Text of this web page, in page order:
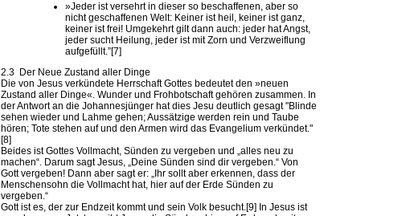
»Jeder ist versehrt in dieser so beschaffenen, aber so
nicht geschaffenen Welt: Keiner ist heil, keiner ist ganz,
keiner ist frei! Umgekehrt gilt dann auch: jeder hat Angst,
jeder sucht Heilung, jeder ist mit Zorn und Verzweiflung
aufgefüllt.”[7]
2.3 Der Neue Zustand aller Dinge
Die von Jesus verkündete Herrschaft Gottes bedeutet den »neuen
Zustand aller Dinge«. Wunder und Frohbotschaft gehören zusammen. In
der Antwort an die Johannesjünger hat dies Jesu deutlich gesagt "Blinde
sehen wieder und Lahme gehen; Aussätzige werden rein und Taube
hören; Tote stehen auf und den Armen wird das Evangelium verkündet."
[8]
Beides ist Gottes Vollmacht, Sünden zu vergeben und „alles neu zu
machen“. Darum sagt Jesus, „Deine Sünden sind dir vergeben.“ Von
Gott vergeben! Dann aber sagt er: „Ihr sollt aber erkennen, dass der
Menschensohn die Vollmacht hat, hier auf der Erde Sünden zu
vergeben.“
Gott ist es, der zur Endzeit kommt und sein Volk besucht.[9] In Jesus ist